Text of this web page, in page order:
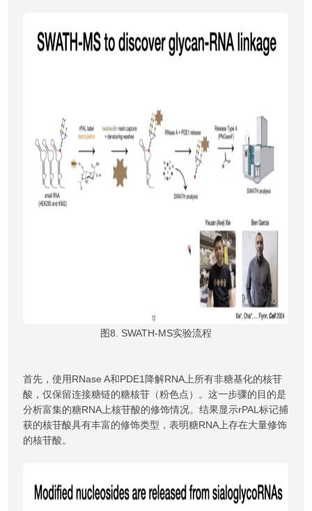
图8. SWATH-MS实验流程
首先，使用RNase A和PDE1降解RNA上所有非糖基化的核苷
酸，仅保留连接糖链的糖核苷（粉色点）。这一步骤的目的是
分析富集的糖RNA上核苷酸的修饰情况。结果显示rPAL标记捕
获的核苷酸具有丰富的修饰类型，表明糖RNA上存在大量修饰
的核苷酸。